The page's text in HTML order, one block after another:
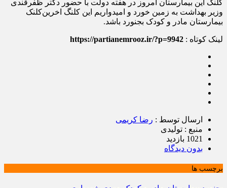
کلنگ این بیمارستان امروز در هفته دولت با حضور دکتر ظفرقندی
وزیر بهداشت به زمین خورد و امیدواریم این کلنگ اخرین‌کلنک
بیمارستان مادر و کودک بجنورد باشد.
لینک کوتاه : https://partianemrooz.ir/?p=9942
ارسال توسط : رضا کریمی
منبع : تولیدی
1021 بازدید
بدون دیدگاه
برچسب ها